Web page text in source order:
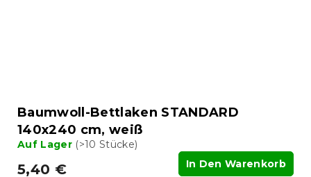
Baumwoll-Bettlaken STANDARD
140x240 cm, weiß
Auf Lager (>10 Stücke)
5,40 € In Den Warenkorb